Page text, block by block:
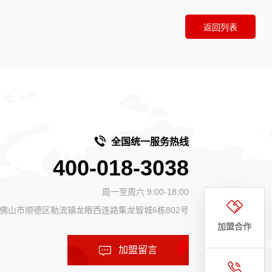
返回列表
全国统一服务热线
400-018-3038
周一至周六 9:00-18:00
山市顺德区勒流镇龙眼西连路集龙智城6栋802号
加盟留言
加盟合作